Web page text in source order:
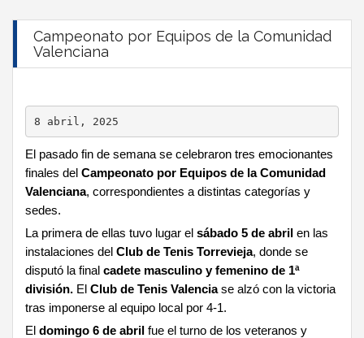
Campeonato por Equipos de la Comunidad
Valenciana
8 abril, 2025
El pasado fin de semana se celebraron tres emocionantes
finales del Campeonato por Equipos de la Comunidad
Valenciana, correspondientes a distintas categorías y
sedes.
La primera de ellas tuvo lugar el sábado 5 de abril en las
instalaciones del Club de Tenis Torrevieja, donde se
disputó la final cadete masculino y femenino de 1ª
división. El Club de Tenis Valenciase alzó con la victoria
tras imponerse al equipo local por 4-1.
El domingo 6 de abril fue el turno de los veteranos y